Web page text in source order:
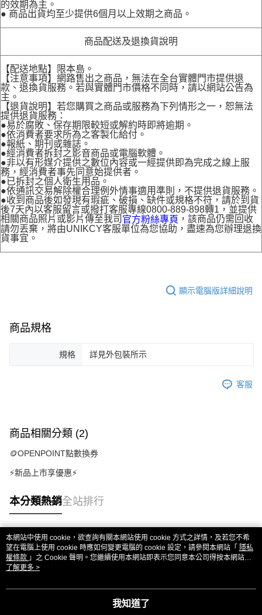
的效期為主。
● 商品出貨均至少提供6個月以上效期之商品。
商品配送及退換貨說明
【配送地點】限本島。
【注意事項】網路售出之商品，無法在全台實體門市提供退
款、退換貨服務。若與實體門市價格不同時，請以網站公告為
主。
【退貨說明】若您購買之商品或服務為下列情形之一，恕無法
提供退貨服務：
●易於腐敗、保存期限較短或解約時即將逾期。
●依消費者要求所為之客製化給付。
●報紙、期刊或雜誌。
●經消費者拆封之影音商品或電腦軟體。
●非以有形媒介提供之數位內容或一經提供即為完成之線上服
務，經消費者事先同意始提供者。
●已拆封之個人衛生用品。
●依通訊交易解除權合理例外情事適用準則，不提供退貨服務。
●收到商品後如發現有瑕疵、破損、缺件或規格不符，請於到貨
後7天內以客服留言或撥打客服專線0800-889-898轉1，並提供
相關商品照片或影片傳至我司 官方粉絲專頁 ，該商品仍需回收
請勿丟棄，將由UNIKCY客服單位為您協助，盡速為您辦理退換
貨事宜。
顯示電腦版詳細說明
商品規格
規格 詳見外包裝所示
客服
商品相關分類 (2)
🪙OPENPOINT點數換券
⚡新品上市享優惠⚡
本分類熱銷全站排行
熱門標籤
本網站中使用 cookie，欲查詢有關本網站使用 cookie 方式之詳情，及若您不希
望在電腦上使用 cookie 時應如何變更電腦的 cookie 設定，請參閱本網站「 隱私
權條款 」之 Cookie 聲明。您繼續使用本網站即表示您同意本公司得按本網站使
用條款之 Cookie 聲明使用 cookie。
了解更多 >
我知道了